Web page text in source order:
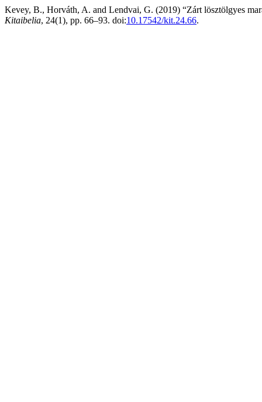
Kevey, B., Horváth, A. and Lendvai, G. (2019) “Zárt lösztölgyes
Kitaibelia, 24(1), pp. 66–93. doi:10.17542/kit.24.66.